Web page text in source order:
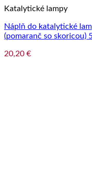
Katalytické lampy
Náplň do katalytické
(pomaranč so skoricou)
20,20 €